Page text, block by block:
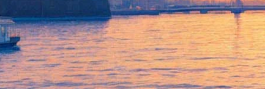
Воскресным вечером в Петербурге состоялись совместные
рэп-баттлы Versus и Slovospb, в которых учавствовали пары:
ХХОС vs VS94SKI, MoonStarvsWalkieT, DragovsЮлия Киви и
Oxxxymiron vs Гнойный. Поединок Оксимирона и Гнойного
был самым ожидаемым баттлом этого года и, по
распространяющимся сейчас в сетях слухам, закончился он
сенсацией – победил Гнойный, который в двух раундах из
трёх оказался сильнее противника.